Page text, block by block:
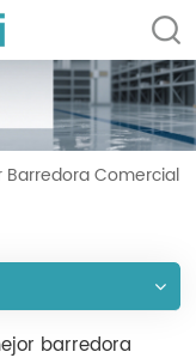
Barredora Comercial
barredora